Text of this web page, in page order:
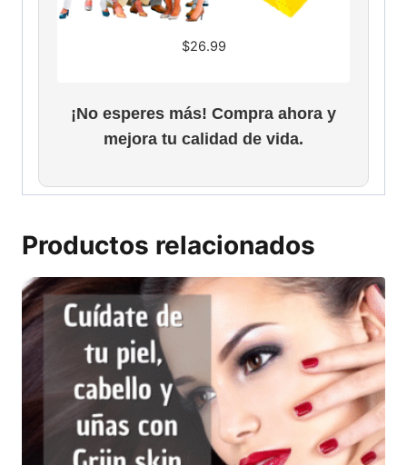
$26.99
¡No esperes más! Compra ahora y
mejora tu calidad de vida.
Productos relacionados